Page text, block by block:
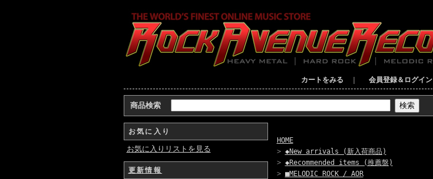
カートをみる 会員登録＆ログイン
商品検索
お気に入り
お気に入りリストを見る
更新情報
HOME
> ◆New arrivals (新入荷商品)
> ◆Recommended items (推薦盤)
> ■MELODIC ROCK / AOR